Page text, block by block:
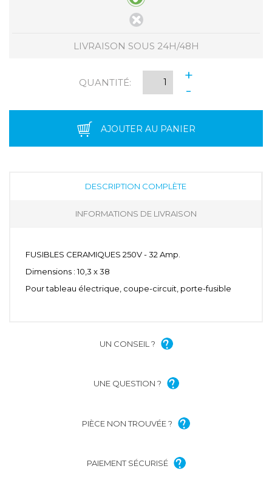
LIVRAISON SOUS 24H/48H
QUANTITÉ:
+
-
AJOUTER AU PANIER
DESCRIPTION COMPLÈTE
INFORMATIONS DE LIVRAISON
FUSIBLES CERAMIQUES 250V - 32 Amp.
Dimensions : 10,3 x 38
Pour tableau électrique, coupe-circuit, porte-fusible
UN CONSEIL ?
UNE QUESTION ?
PIÈCE NON TROUVÉE ?
PAIEMENT SÉCURISÉ